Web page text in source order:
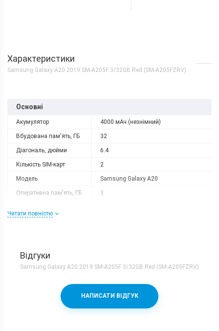
Характеристики
Samsung Galaxy A20 2019 SM-A205F 3/32GB Red (SM-A205FZRV)
Основні
Акумулятор 4000 мАч (незнімний)
Вбудована пам'ять, ГБ 32
Діагональ, дюйми 6.4
Кількість SIM-карт 2
Модель Samsung Galaxy A20
Оперативна пам'ять, ГБ 3
Процесор
Кількість ядер 8
Читати повністю
Відгуки
Samsung Galaxy A20 2019 SM-A205F 3/32GB Red (SM-A205FZRV)
НАПИСАТИ ВІДГУК